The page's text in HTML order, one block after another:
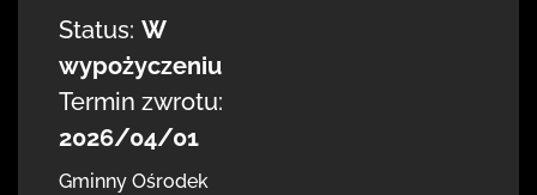
Status: W
wypożyczeniu
Termin zwrotu:
2026/04/01
Gminny Ośrodek